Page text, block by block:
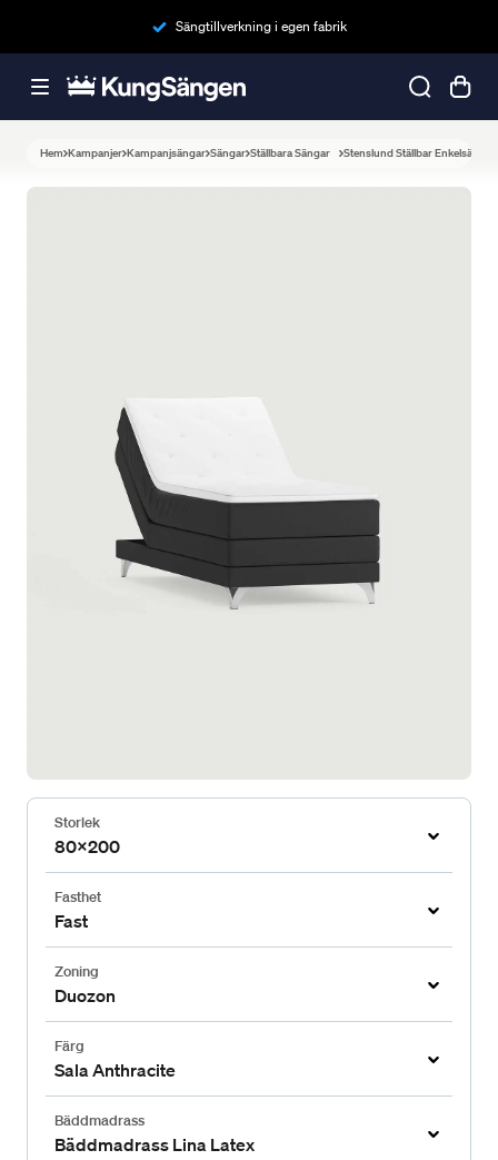
Sängtillverkning i egen fabrik
Hem Kampanjer Kampanjsängar Sängar Ställbara Sängar Stenslund Ställbar Enkelsäng
Storlek
80x200
Fasthet
Fast
Zoning
Duozon
Färg
Sala Anthracite
Bäddmadrass
Bäddmadrass Lina Latex